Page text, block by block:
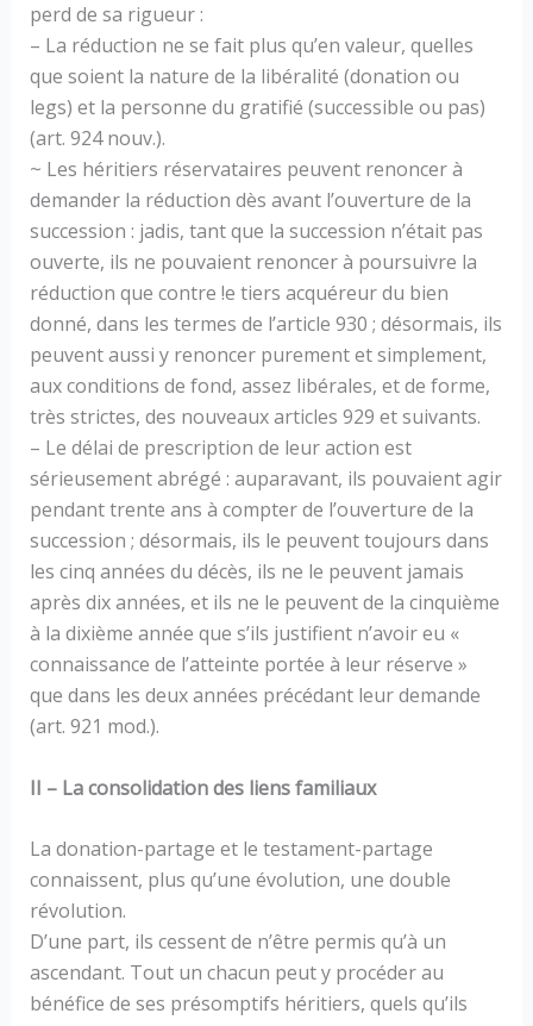
perd de sa rigueur :
– La réduction ne se fait plus qu’en valeur, quelles
que soient la nature de la libéralité (donation ou
legs) et la personne du gratifié (successible ou pas)
(art. 924 nouv.).
~ Les héritiers réservataires peuvent renoncer à
demander la réduction dès avant l’ouverture de la
succession : jadis, tant que la succession n’était pas
ouverte, ils ne pouvaient renoncer à poursuivre la
réduction que contre !e tiers acquéreur du bien
donné, dans les termes de l’article 930 ; désormais, ils
peuvent aussi y renoncer purement et simplement,
aux conditions de fond, assez libérales, et de forme,
très strictes, des nouveaux articles 929 et suivants.
– Le délai de prescription de leur action est
sérieusement abrégé : auparavant, ils pouvaient agir
pendant trente ans à compter de l’ouverture de la
succession ; désormais, ils le peuvent toujours dans
les cinq années du décès, ils ne le peuvent jamais
après dix années, et ils ne le peuvent de la cinquième
à la dixième année que s’ils justifient n’avoir eu «
connaissance de l’atteinte portée à leur réserve »
que dans les deux années précédant leur demande
(art. 921 mod.).
II – La consolidation des liens familiaux
La donation-partage et le testament-partage
connaissent, plus qu’une évolution, une double
révolution.
D’une part, ils cessent de n’être permis qu’à un
ascendant. Tout un chacun peut y procéder au
bénéfice de ses présomptifs héritiers, quels qu’ils